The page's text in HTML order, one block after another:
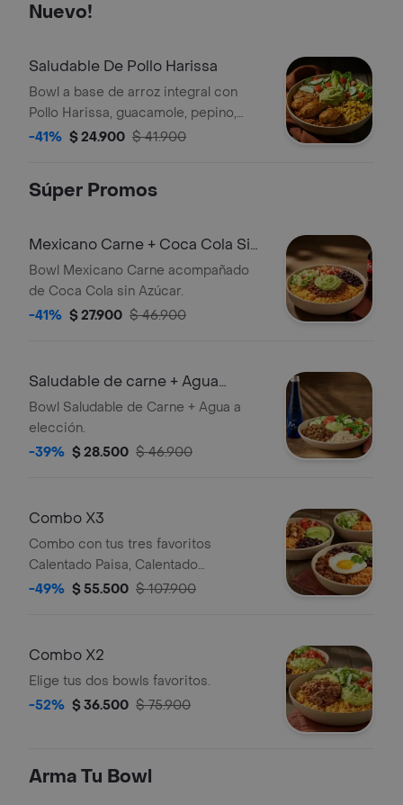
Nuevo!
Saludable De Pollo Harissa
Bowl a base de arroz integral con
Pollo Harissa, guacamole, pepino,
tomate y Lechuga.
-41% $ 24.900 $ 41.900
Súper Promos
Mexicano Carne + Coca Cola Sin
Azúcar
Bowl Mexicano Carne acompañado
de Coca Cola sin Azúcar.
-41% $ 27.900 $ 46.900
Saludable de carne + Agua
Manantial
Bowl Saludable de Carne + Agua a
elección.
-39% $ 28.500 $ 46.900
Combo X3
Combo con tus tres favoritos
Calentado Paisa, Calentado
Santarrosano y Ligero Carne.
-49% $ 55.500 $ 107.900
Combo X2
Elige tus dos bowls favoritos.
-52% $ 36.500 $ 75.900
Arma Tu Bowl